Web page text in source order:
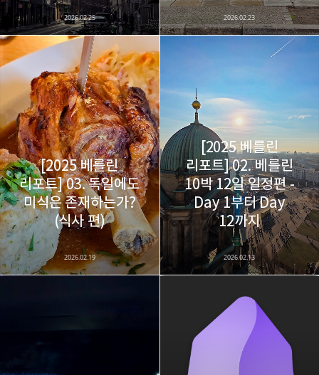
2026.02.25 2026.02.23
[2025 베를린
리포트] 03. 독일에도
미식은 존재하는가?
(식사 편)
2026.02.19
[2025 베를린
리포트] 02. 베를린
10박 12일 일정편 -
Day 1부터 Day
12까지
2026.02.13